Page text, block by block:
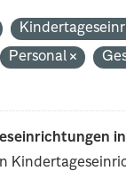
Personal